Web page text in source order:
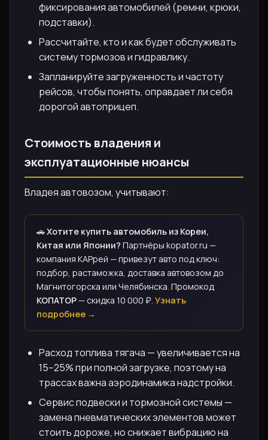
фиксирования автомобилей (ремни, крюки,
подставки).
Рассчитайте, кто и как будет обслуживать
систему тормозов и гидравлику.
Запланируйте загруженность и частоту
рейсов, чтобы понять, оправдает ли себя
дорогой автоприцеп.
Стоимость владения и
эксплуатационные нюансы
Владея автовозом, учитывают:
🚗Хотите купить автомобиль из Кореи,
Китая или Японии? Партнёры kopator.ru —
компания КАРрей — привезут авто под ключ:
подбор, растаможка, доставка автовозом до
Магнитогорска или Челябинска. Промокод
КОПАТОР— скидка 10 000 ₽.Узнать
подробнее →
Расход топлива тягача — увеличивается на
15–25% при полной загрузке, поэтому на
трассах важна аэродинамика надстройки.
Сервис подвески и тормозной системы —
замена пневматических элементов может
стоить дороже, но снижает вибрацию на